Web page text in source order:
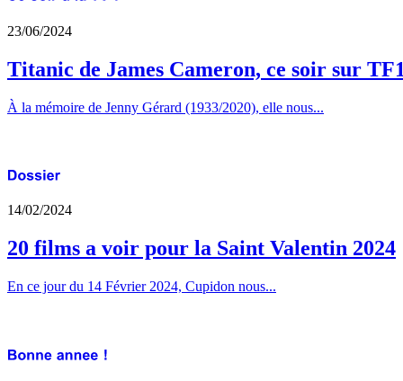
23/06/2024
Titanic de James Cameron, ce soir sur
À la mémoire de Jenny Gérard (1933/2020), elle nous...
14/02/2024
20 films a voir pour la Saint Valentin 2024
En ce jour du 14 Février 2024, Cupidon nous...